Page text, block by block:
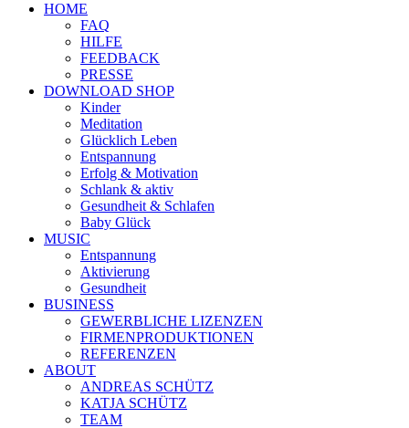
HOME
FAQ
HILFE
FEEDBACK
PRESSE
DOWNLOAD SHOP
Kinder
Meditation
Glücklich Leben
Entspannung
Erfolg & Motivation
Schlank & aktiv
Gesundheit & Schlafen
Baby Glück
MUSIC
Entspannung
Aktivierung
Gesundheit
BUSINESS
GEWERBLICHE LIZENZEN
FIRMENPRODUKTIONEN
REFERENZEN
ABOUT
ANDREAS SCHÜTZ
KATJA SCHÜTZ
TEAM